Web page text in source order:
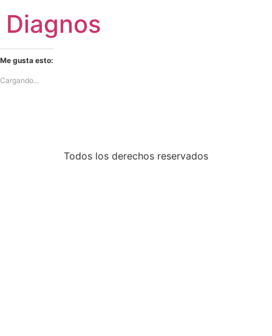
Diagnos
Me gusta esto:
Cargando...
Todos los derechos reservados